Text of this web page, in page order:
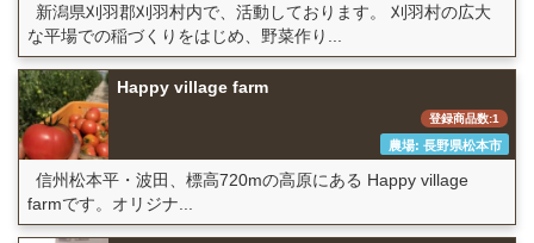
新潟県刈羽郡刈羽村内で、活動しております。 刈羽村の広大
な平場での稲づくりをはじめ、野菜作り...
Happy village farm
登録商品数:1
農場: 長野県松本市
信州松本平・波田、標高720mの高原にある Happy village
farmです。オリジナ...